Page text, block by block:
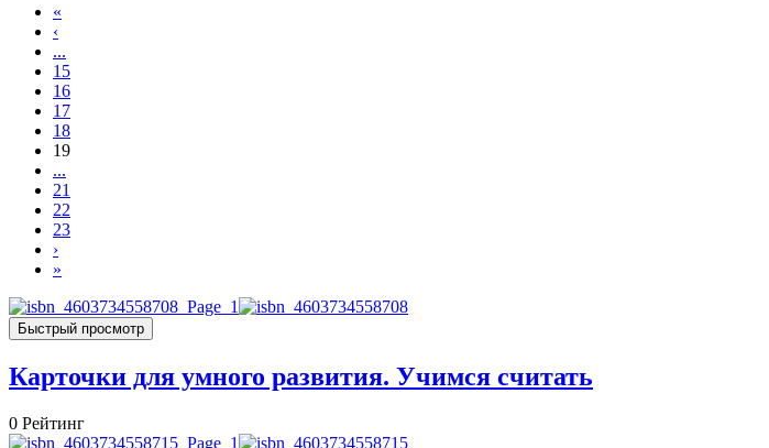
«
‹
...
15
16
17
18
19
...
21
22
23
›
»
Быстрый просмотр
Карточки для умного развития. Учимся считать
0 Рейтинг